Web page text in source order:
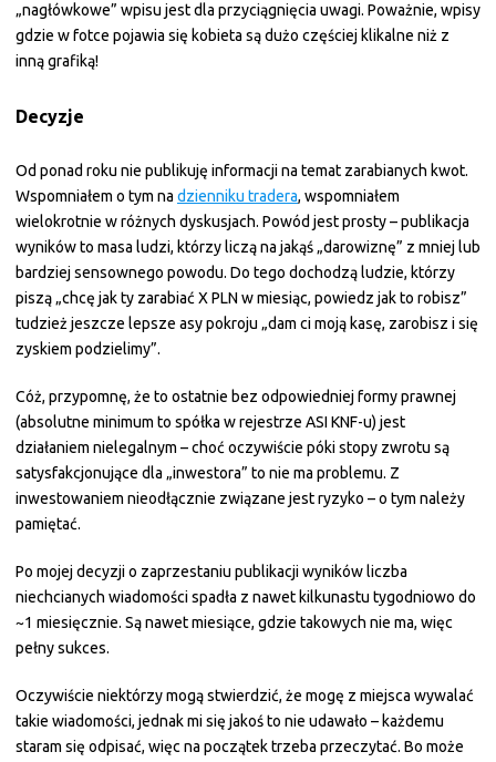
„nagłówkowe” wpisu jest dla przyciągnięcia uwagi. Poważnie, wpisy
gdzie w fotce pojawia się kobieta są dużo częściej klikalne niż z
inną grafiką!
Decyzje
Od ponad roku nie publikuję informacji na temat zarabianych kwot.
Wspomniałem o tym na dzienniku tradera, wspomniałem
wielokrotnie w różnych dyskusjach. Powód jest prosty – publikacja
wyników to masa ludzi, którzy liczą na jakąś „darowiznę” z mniej lub
bardziej sensownego powodu. Do tego dochodzą ludzie, którzy
piszą „chcę jak ty zarabiać X PLN w miesiąc, powiedz jak to robisz”
tudzież jeszcze lepsze asy pokroju „dam ci moją kasę, zarobisz i się
zyskiem podzielimy”.
Cóż, przypomnę, że to ostatnie bez odpowiedniej formy prawnej
(absolutne minimum to spółka w rejestrze ASI KNF-u) jest
działaniem nielegalnym – choć oczywiście póki stopy zwrotu są
satysfakcjonujące dla „inwestora” to nie ma problemu. Z
inwestowaniem nieodłącznie związane jest ryzyko – o tym należy
pamiętać.
Po mojej decyzji o zaprzestaniu publikacji wyników liczba
niechcianych wiadomości spadła z nawet kilkunastu tygodniowo do
~1 miesięcznie. Są nawet miesiące, gdzie takowych nie ma, więc
pełny sukces.
Oczywiście niektórzy mogą stwierdzić, że mogę z miejsca wywalać
takie wiadomości, jednak mi się jakoś to nie udawało – każdemu
staram się odpisać, więc na początek trzeba przeczytać. Bo może